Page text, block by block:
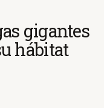
gigantes
hábitat